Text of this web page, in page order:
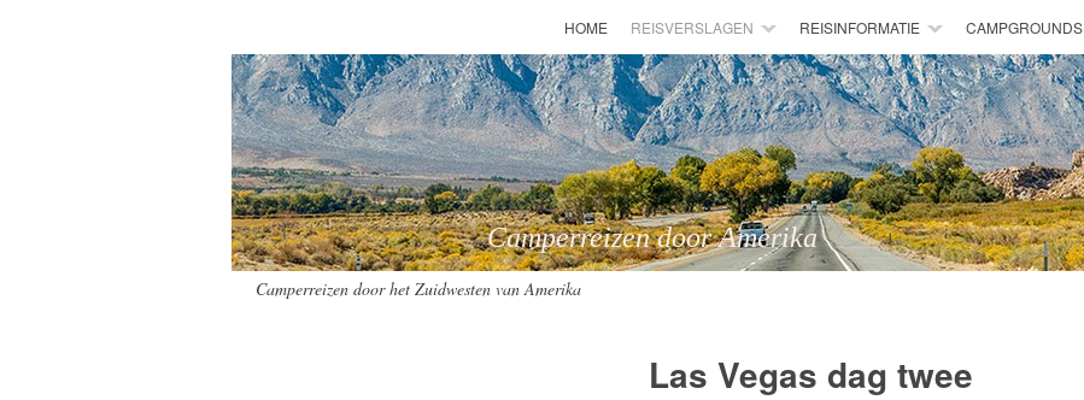
Camperreizen door Amerika
Camperreizen door het Zuidwesten van Amerika
HOME REISVERSLAGEN REISINFORMATIE CAMPGROUNDS
Las Vegas dag twee